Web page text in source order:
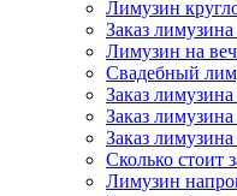
Лимузин
Заказ лимузина
Лимузин на
Свадебный
Заказ
Заказ
Заказ
Сколько стоит
Лимузин